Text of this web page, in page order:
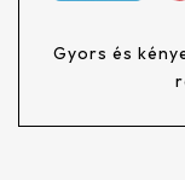
Gyors és